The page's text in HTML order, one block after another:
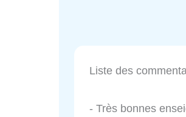
Liste des
- Très bonnes